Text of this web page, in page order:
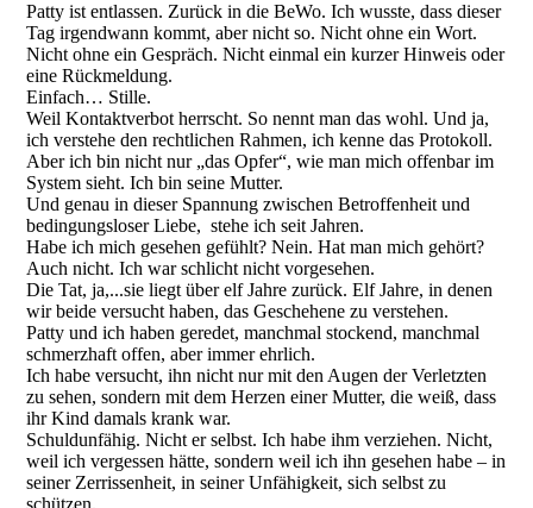
Patty ist entlassen. Zurück in die BeWo. Ich wusste, dass dieser
Tag irgendwann kommt, aber nicht so. Nicht ohne ein Wort.
Nicht ohne ein Gespräch. Nicht einmal ein kurzer Hinweis oder
eine Rückmeldung.
Einfach… Stille.
Weil Kontaktverbot herrscht. So nennt man das wohl. Und ja,
ich verstehe den rechtlichen Rahmen, ich kenne das Protokoll.
Aber ich bin nicht nur „das Opfer“, wie man mich offenbar im
System sieht. Ich bin seine Mutter.
Und genau in dieser Spannung zwischen Betroffenheit und
bedingungsloser Liebe, stehe ich seit Jahren.
Habe ich mich gesehen gefühlt? Nein. Hat man mich gehört?
Auch nicht. Ich war schlicht nicht vorgesehen.
Die Tat, ja,...sie liegt über elf Jahre zurück. Elf Jahre, in denen
wir beide versucht haben, das Geschehene zu verstehen.
Patty und ich haben geredet, manchmal stockend, manchmal
schmerzhaft offen, aber immer ehrlich.
Ich habe versucht, ihn nicht nur mit den Augen der Verletzten
zu sehen, sondern mit dem Herzen einer Mutter, die weiß, dass
ihr Kind damals krank war.
Schuldunfähig. Nicht er selbst. Ich habe ihm verziehen. Nicht,
weil ich vergessen hätte, sondern weil ich ihn gesehen habe – in
seiner Zerrissenheit, in seiner Unfähigkeit, sich selbst zu